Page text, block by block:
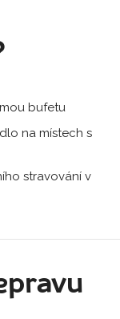
bufetu
na místech s
stravování v